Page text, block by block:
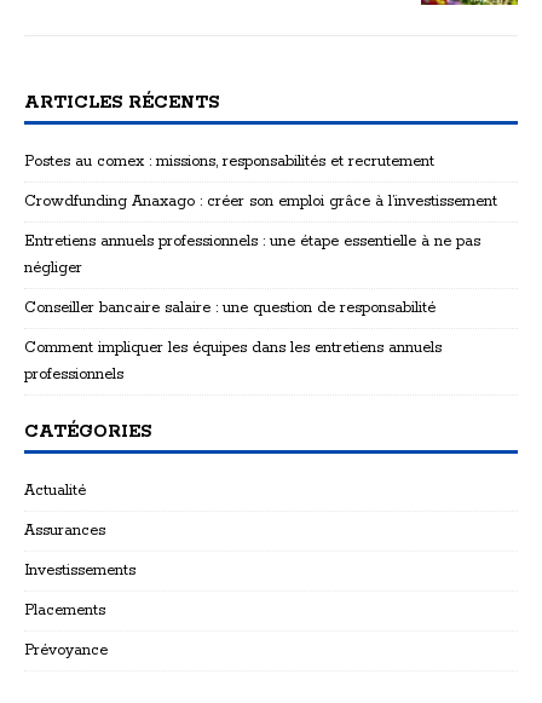
ARTICLES RÉCENTS
Postes au comex : missions, responsabilités et recrutement
Crowdfunding Anaxago : créer son emploi grâce à l’investissement
Entretiens annuels professionnels : une étape essentielle à ne pas
négliger
Conseiller bancaire salaire : une question de responsabilité
Comment impliquer les équipes dans les entretiens annuels
professionnels
CATÉGORIES
Actualité
Assurances
Investissements
Placements
Prévoyance